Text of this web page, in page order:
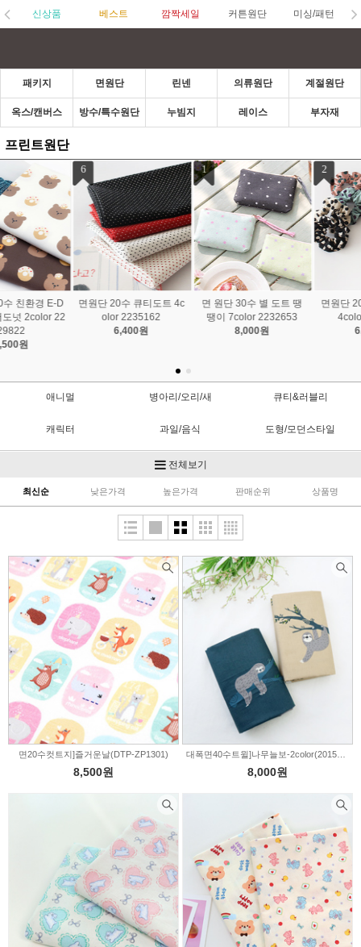
신상품 베스트 깜짝세일 커튼원단 미싱/패턴
패키지 면원단 린넨 의류원단 계절원단
옥스/캔버스 방수/특수원단 누빔지 레이스 부자재
프린트원단
면 원단 30수 별 도트 땡
땡이 7color 2232653
면원단 20수 미디엄도트
4color 2235163
3
면30수]레인보우-1mm도
트10color(17068)
애니멀 병아리/오리/새 큐티&러블리
캐릭터 과일/음식 도형/모던스타일
보테니컬(식물)
자동차/비행기/로봇 컷트지 패치원단
전체보기
최신순 낮은가격 높은가격 판매순위 상품명
면20수컷트지]즐거운날(DTP-ZP1301)
8,500원 8,000원